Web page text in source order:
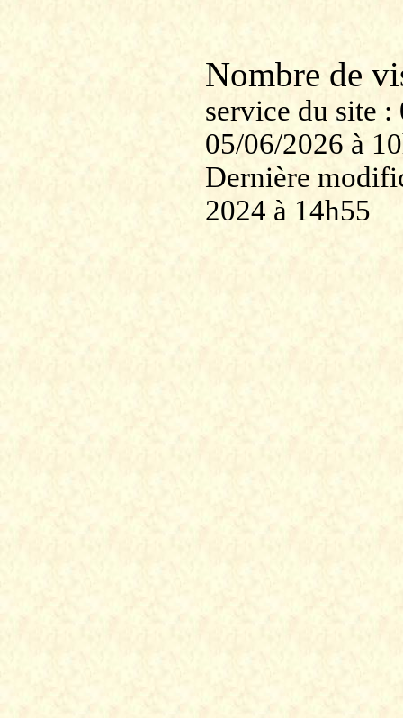
Nombre de
service du site
05/06/2026 à
Dernière
2024 à 14h55